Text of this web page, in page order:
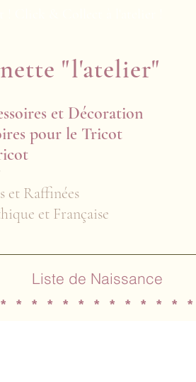
"l'atelier"
et Décoration
pour le Tricot
et Raffinées
et Française
Liste de Naissance
* * * * * * * * * * *